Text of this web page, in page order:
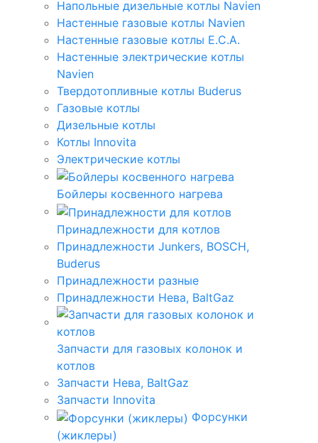
Напольные дизельные котлы Navien
Настенные газовые котлы Navien
Настенные газовые котлы E.C.A.
Настенные электрические котлы
Navien
Твердотопливные котлы Buderus
Газовые котлы
Дизельные котлы
Котлы Innovita
Электрические котлы
Бойлеры косвенного нагрева
Принадлежности для котлов
Принадлежности Junkers, BOSCH,
Buderus
Принадлежности разные
Принадлежности Нева, BaltGaz
Запчасти для газовых колонок и
котлов
Запчасти Нева, BaltGaz
Запчасти Innovita
Форсунки
(жиклеры)